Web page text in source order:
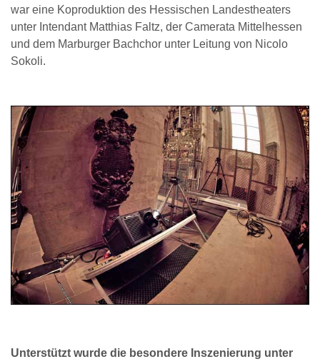
war eine Koproduktion des Hessischen Landestheaters
unter Intendant Matthias Faltz, der Camerata Mittelhessen
und dem Marburger Bachchor unter Leitung von Nicolo
Sokoli.
Unterstützt wurde die besondere Inszenierung unter